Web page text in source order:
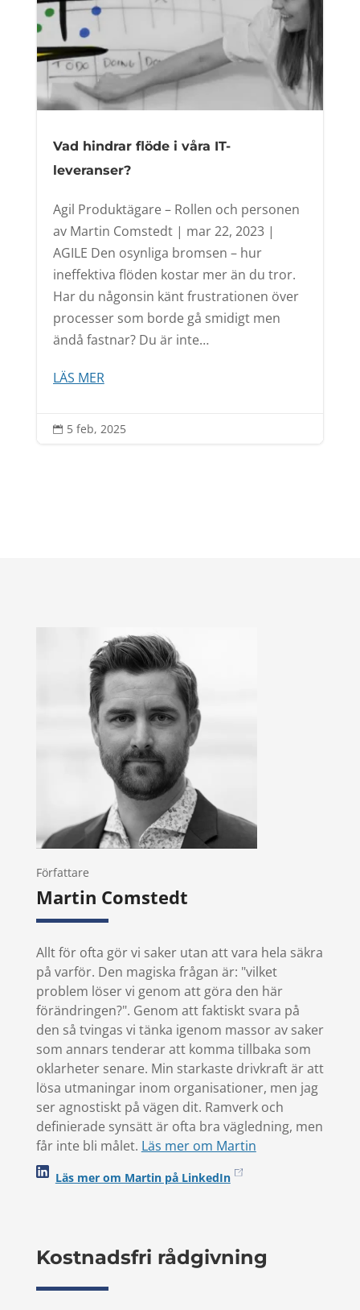
Vad hindrar flöde i våra IT-
leveranser?
Agil Produktägare – Rollen och personen
av Martin Comstedt | mar 22, 2023 |
AGILE Den osynliga bromsen – hur
ineffektiva flöden kostar mer än du tror.
Har du någonsin känt frustrationen över
processer som borde gå smidigt men
ändå fastnar? Du är inte…
LÄS MER
 5 feb, 2025
Författare
Martin Comstedt
Allt för ofta gör vi saker utan att vara hela säkra
på varför. Den magiska frågan är: "vilket
problem löser vi genom att göra den här
förändringen?". Genom att faktiskt svara på
den så tvingas vi tänka igenom massor av saker
som annars tenderar att komma tillbaka som
oklarheter senare. Min starkaste drivkraft är att
lösa utmaningar inom organisationer, men jag
ser agnostiskt på vägen dit. Ramverk och
definierade synsätt är ofta bra vägledning, men
får inte bli målet. Läs mer om Martin
Läs mer om Martin på LinkedIn
Kostnadsfri rådgivning